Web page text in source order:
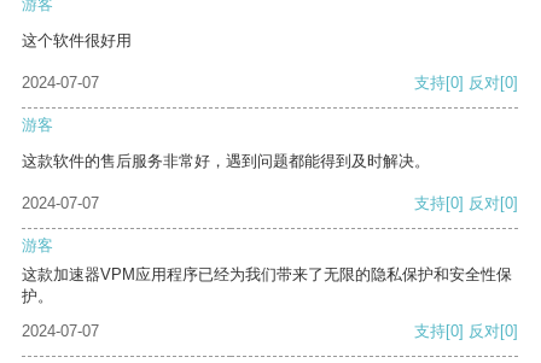
游客
这个软件很好用
2024-07-07 支持[0] 反对[0]
游客
这款软件的售后服务非常好，遇到问题都能得到及时解决。
2024-07-07 支持[0] 反对[0]
游客
这款加速器VPM应用程序已经为我们带来了无限的隐私保护和安全性保
护。
2024-07-07
支持[0] 反对[0]